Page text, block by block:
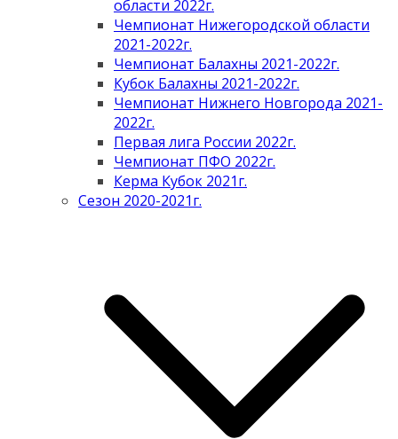
области 2022г.
Чемпионат Нижегородской области
2021-2022г.
Чемпионат Балахны 2021-2022г.
Кубок Балахны 2021-2022г.
Чемпионат Нижнего Новгорода 2021-
2022г.
Первая лига России 2022г.
Чемпионат ПФО 2022г.
Керма Кубок 2021г.
Сезон 2020-2021г.